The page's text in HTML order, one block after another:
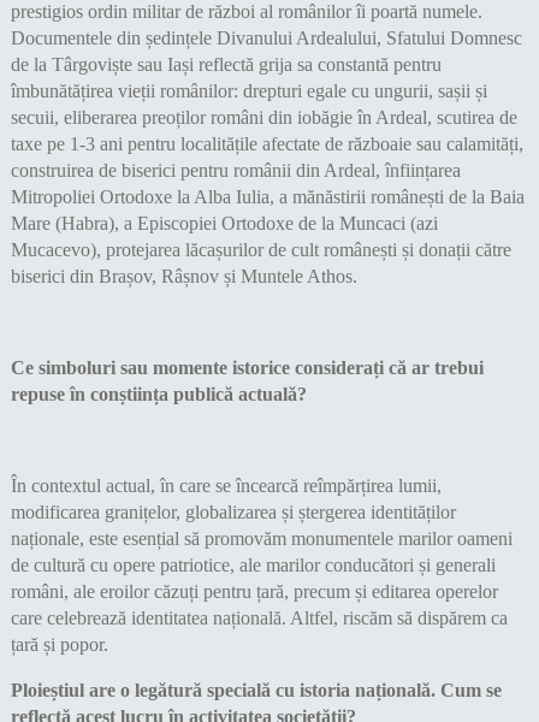
prestigios ordin militar de război al românilor îi poartă numele.
Documentele din ședințele Divanului Ardealului, Sfatului Domnesc
de la Târgoviște sau Iași reflectă grija sa constantă pentru
îmbunătățirea vieții românilor: drepturi egale cu ungurii, sașii și
secuii, eliberarea preoților români din iobăgie în Ardeal, scutirea de
taxe pe 1-3 ani pentru localitățile afectate de războaie sau calamități,
construirea de biserici pentru românii din Ardeal, înființarea
Mitropoliei Ortodoxe la Alba Iulia, a mănăstirii românești de la Baia
Mare (Habra), a Episcopiei Ortodoxe de la Muncaci (azi
Mucacevo), protejarea lăcașurilor de cult românești și donații către
biserici din Brașov, Râșnov și Muntele Athos.
Ce simboluri sau momente istorice considerați că ar trebui
repuse în conștiința publică actuală?
În contextul actual, în care se încearcă reîmpărțirea lumii,
modificarea granițelor, globalizarea și ștergerea identităților
naționale, este esențial să promovăm monumentele marilor oameni
de cultură cu opere patriotice, ale marilor conducători și generali
români, ale eroilor căzuți pentru țară, precum și editarea operelor
care celebrează identitatea națională. Altfel, riscăm să dispărem ca
țară și popor.
Ploieștiul are o legătură specială cu istoria națională. Cum se
reflectă acest lucru în activitatea societății?